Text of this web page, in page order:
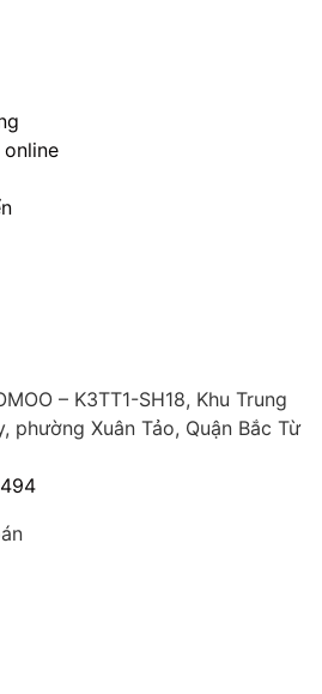
– K3TT1-SH18, Khu Trung
phường Xuân Tảo, Quận Bắc Từ